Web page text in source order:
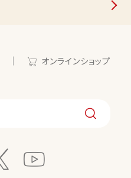
オンラインショップ